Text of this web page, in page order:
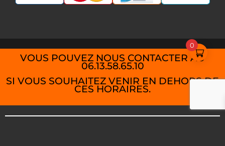
VOUS POUVEZ NOUS CONTACTER AU
06.13.58.65.10
SI VOUS SOUHAITEZ VENIR EN DEHORS DE
CES HORAIRES.
0